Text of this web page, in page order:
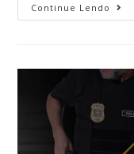
Continue Lendo